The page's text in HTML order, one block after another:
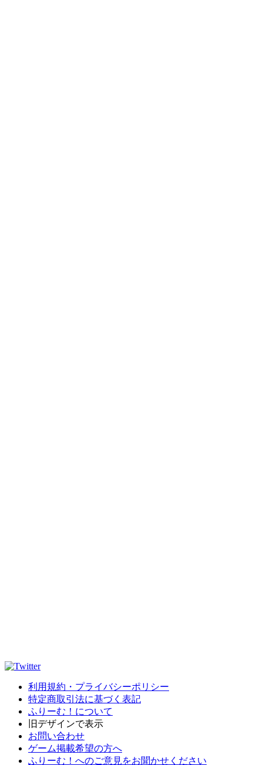
利用規約・プライバシーポリシー
特定商取引法に基づく表記
ふりーむ！について
旧デザインで表示
お問い合わせ
ゲーム掲載希望の方へ
ふりーむ！へのご意見をお聞かせください